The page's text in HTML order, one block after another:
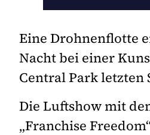
Eine Drohnenflotte
Nacht bei einer
Central Park letzten
Die Luftshow mit
„Franchise